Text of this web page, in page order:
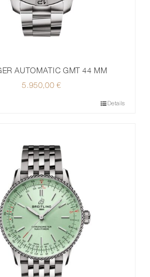
AUTOMATIC GMT 44 MM
5.950,00€
Details